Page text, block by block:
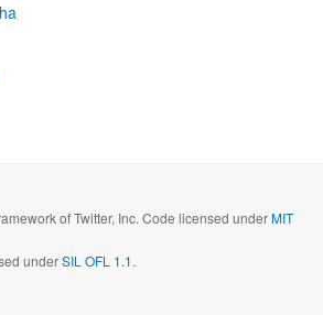
of Twitter, Inc. Code licensed underMIT
underSIL OFL 1.1.